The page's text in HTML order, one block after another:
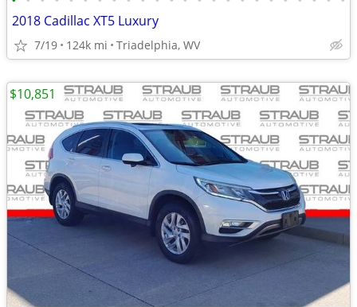
2018 Cadillac XT5 Luxury
7/19 124k mi Triadelphia, WV
$10,851